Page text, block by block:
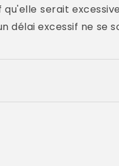
serait
délai excessif ne se